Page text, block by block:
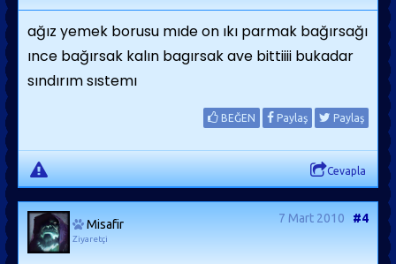
ağız yemek borusu mıde on ıkı parmak bağırsağı
ınce bağırsak kalın bagırsak ave bittiiii bukadar
sındırım sıstemı
BEĞEN Paylaş Paylaş
Cevapla
Misafir
Ziyaretçi
7 Mart 2010 #4